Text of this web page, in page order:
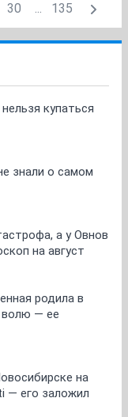
30 ... 135
купаться
знали о самом
а у Овнов
на август
родила в
волю — ее
на
— его заложил